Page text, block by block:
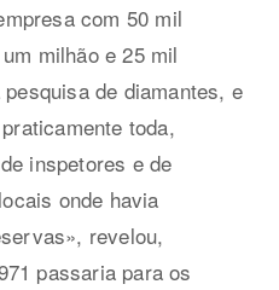
com 50 mil
milhão e 25 mil
de diamantes, e
toda,
inspetores e de
onde havia
revelou,
passaria para os